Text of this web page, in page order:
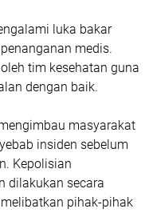
luka bakar
medis.
tim kesehatan guna
dengan baik.
masyarakat
insiden sebelum
Kepolisian
dilakukan secara
pihak-pihak